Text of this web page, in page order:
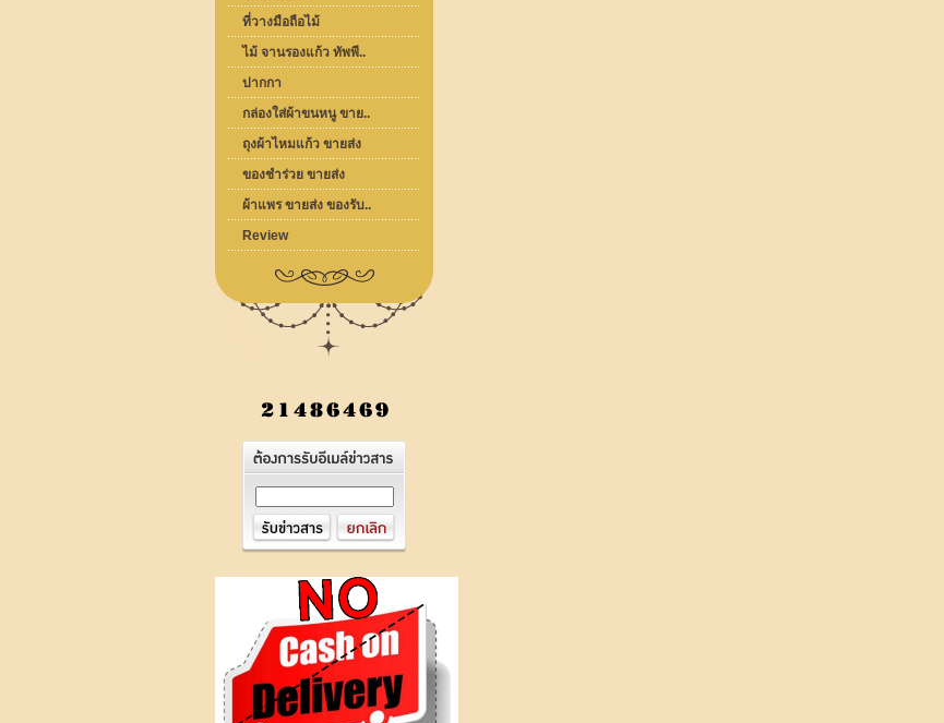
ที่วางมือถือไม้
ไม้ จานรองแก้ว ทัพพี..
ปากกา
กล่องใส่ผ้าขนหนู ขาย..
ถุงผ้าไหมแก้ว ขายส่ง
ของชำร่วย ขายส่ง
ผ้าแพร ขายส่ง ของรับ..
Review